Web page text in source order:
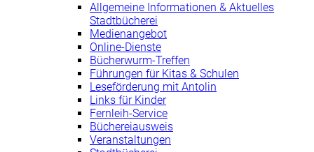
Allgemeine Informationen & Aktuelles
Stadtbücherei
Medienangebot
Online-Dienste
Bücherwurm-Treffen
Führungen für Kitas & Schulen
Leseförderung mit Antolin
Links für Kinder
Fernleih-Service
Büchereiausweis
Veranstaltungen